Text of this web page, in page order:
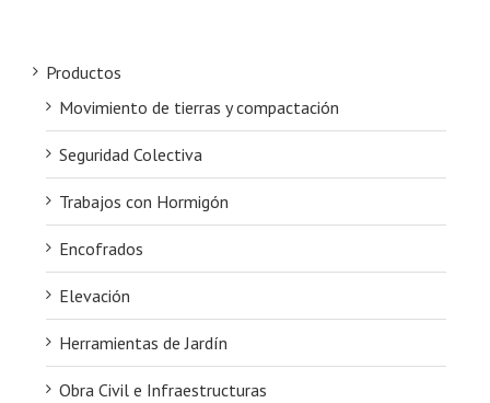
Productos
Movimiento de tierras y compactación
Seguridad Colectiva
Trabajos con Hormigón
Encofrados
Elevación
Herramientas de Jardín
Obra Civil e Infraestructuras